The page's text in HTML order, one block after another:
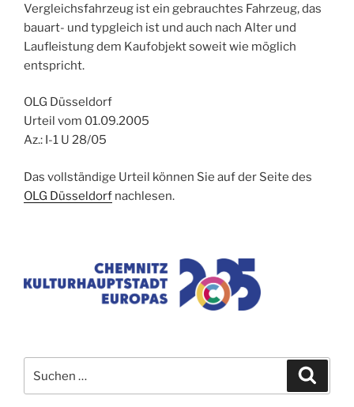
Vergleichsfahrzeug ist ein gebrauchtes Fahrzeug, das
bauart- und typgleich ist und auch nach Alter und
Laufleistung dem Kaufobjekt soweit wie möglich
entspricht.
OLG Düsseldorf
Urteil vom 01.09.2005
Az.: I-1 U 28/05
Das vollständige Urteil können Sie auf der Seite des
OLG Düsseldorf nachlesen.
nach: